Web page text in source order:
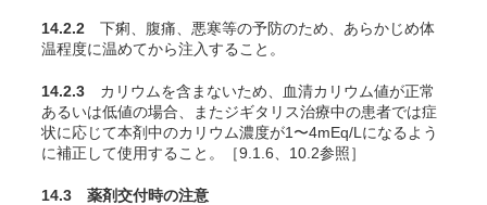
14.2.2 下痢、腹痛、悪寒等の予防のため、あらかじめ体
温程度に温めてから注入すること。
14.2.3 カリウムを含まないため、血清カリウム値が正常
あるいは低値の場合、またジギタリス治療中の患者では症
状に応じて本剤中のカリウム濃度が1〜4mEq/Lになるよう
に補正して使用すること。［9.1.6、10.2参照］
14.3 薬剤交付時の注意